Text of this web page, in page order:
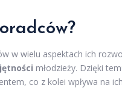
w wielu aspektach ich
młodzieży. Dzięki
co z kolei wpływa na